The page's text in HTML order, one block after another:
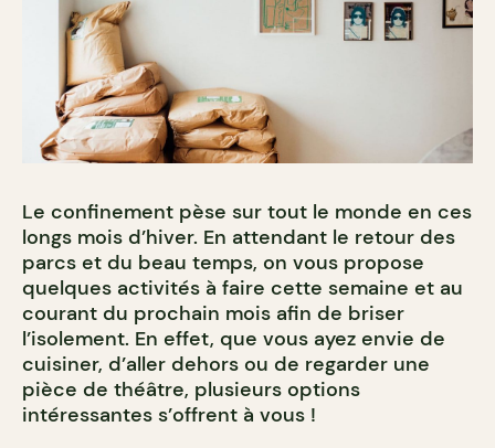
Le confinement pèse sur tout le monde en ces
longs mois d’hiver. En attendant le retour des
parcs et du beau temps, on vous propose
quelques activités à faire cette semaine et au
courant du prochain mois afin de briser
l’isolement. En effet, que vous ayez envie de
cuisiner, d’aller dehors ou de regarder une
pièce de théâtre, plusieurs options
intéressantes s’offrent à vous !